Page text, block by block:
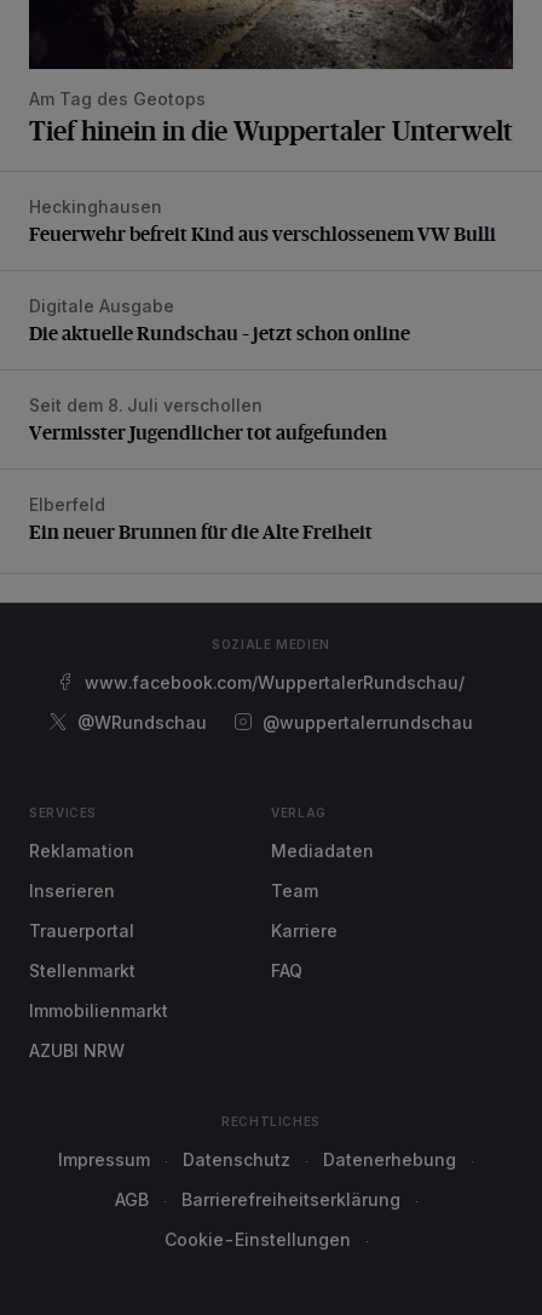
Am Tag des Geotops
Tief hinein in die Wuppertaler Unterwelt
Feuerwehr befreit Kind aus verschlossenem VW Bulli
Heckinghausen
Feuerwehr befreit Kind aus verschlossenem VW Bulli
Die aktuelle Rundschau – jetzt schon online
Digitale Ausgabe
Die aktuelle Rundschau – jetzt schon online
Vermisster Jugendlicher tot aufgefunden
Seit dem 8. Juli verschollen
Vermisster Jugendlicher tot aufgefunden
Ein neuer Brunnen für die Alte Freiheit
Elberfeld
Ein neuer Brunnen für die Alte Freiheit
SOZIALE MEDIEN
www.facebook.com/WuppertalerRundschau/
@WRundschau
@wuppertalerrundschau
SERVICES
Reklamation
Inserieren
Trauerportal
Stellenmarkt
Immobilienmarkt
AZUBI NRW
VERLAG
Mediadaten
Team
Karriere
FAQ
RECHTLICHES
Impressum Datenschutz
Datenerhebung
AGB
Barrierefreiheitserklärung
Cookie-Einstellungen